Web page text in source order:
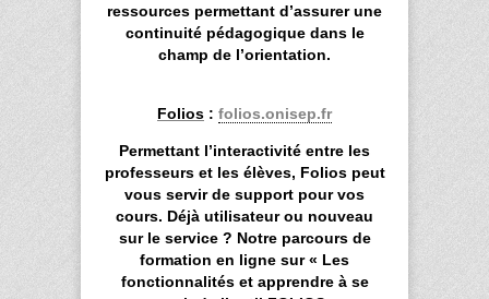
ressources permettant d’assurer une
continuité pédagogique dans le
champ de l’orientation.
Folios : folios.onisep.fr
Permettant l’interactivité entre les
professeurs et les élèves, Folios peut
vous servir de support pour vos
cours. Déjà utilisateur ou nouveau
sur le service ? Notre parcours de
formation en ligne sur « Les
fonctionnalités et apprendre à se